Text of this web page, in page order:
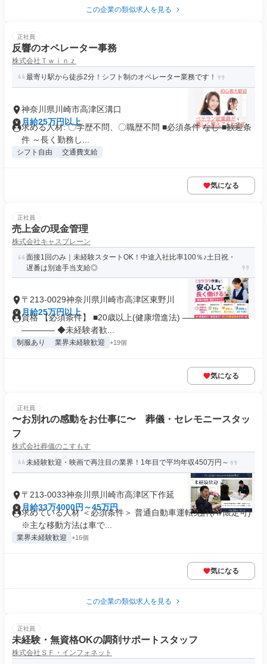
この企業の類似求人を見る
正社員
反響のオペレーター事務
株式会社Ｔｗｉｎｚ
最寄り駅から徒歩2分！シフト制のオペレーター業務です！
神奈川県川崎市高津区溝口
月給25万円以上
求める人材: 〇学歴不問、〇職歴不問 ■必須条件 なし ■歓迎条
件 ～長く勤務し...
シフト自由 交通費支給
気になる
正社員
売上金の現金管理
株式会社キャスブレーン
面接1回のみ｜未経験スタートOK！中途入社比率100％♪土日祝・
遅番は別途手当支給◎
〒213-0029神奈川県川崎市高津区東野川
月給25万円以上
資格 【必須条件】 ■20歳以上(健康増進法) ――――――――
―――― ◆未経験者歓...
制服あり 業界未経験歓迎 +19個
気になる
正社員
〜お別れの感動をお仕事に〜 葬儀・セレモニースタッ
フ
株式会社葬儀のこすもす
未経験歓迎・映画で再注目の業界！1年目で平均年収450万円～
〒213-0033神奈川県川崎市高津区下作延
月給33万4000円～45万円
求めている人材 ＜必須条件＞ 普通自動車運転免許(AT限定可)
※主な移動方法は車で...
業界未経験歓迎 +16個
気になる
この企業の類似求人を見る
正社員
未経験・無資格OKの調剤サポートスタッフ
株式会社ＳＦ・インフォネット